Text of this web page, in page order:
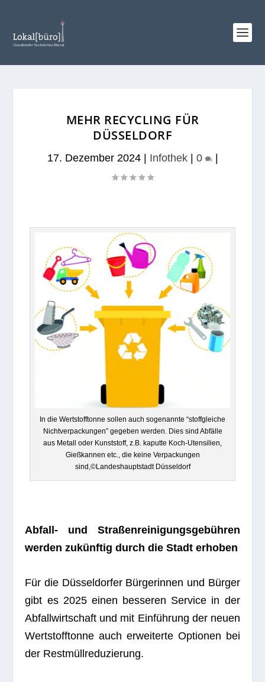
MEHR RECYCLING FÜR
DÜSSELDORF
17. Dezember 2024| Infothek| 0 |
In die Wert­stoff­tonne sol­len auch soge­nannte “stoff­glei­che
Nicht­ver­pa­ckun­gen” gege­ben wer­den. Dies sind Abfälle
aus Metall oder Kunst­stoff, z.B. kaputte Koch-Uten­si­lien,
Gieß­kan­nen etc., die keine Ver­pa­ckun­gen
sind,©Landeshauptstadt Düsseldorf
Abfall- und Stra­ßen­rei­ni­gungs­ge­büh­ren
wer­den zukünf­tig durch die Stadt erhoben
Für die Düs­sel­dor­fer Bür­ge­rin­nen und Bür­ger
gibt es 2025 einen bes­se­ren Ser­vice in der
Abfall­wirt­schaft und mit Ein­füh­rung der neuen
Wert­stoff­tonne auch erwei­terte Optio­nen bei
der Restmüllreduzierung.